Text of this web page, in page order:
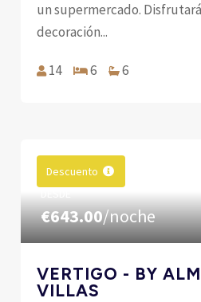
un supermercado.
decoración...
14 6 6
Descuento
€643.00/noche
VERTIGO - BY
VILLAS